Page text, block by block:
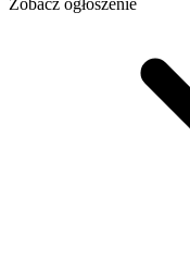
Zobacz ogłoszenie